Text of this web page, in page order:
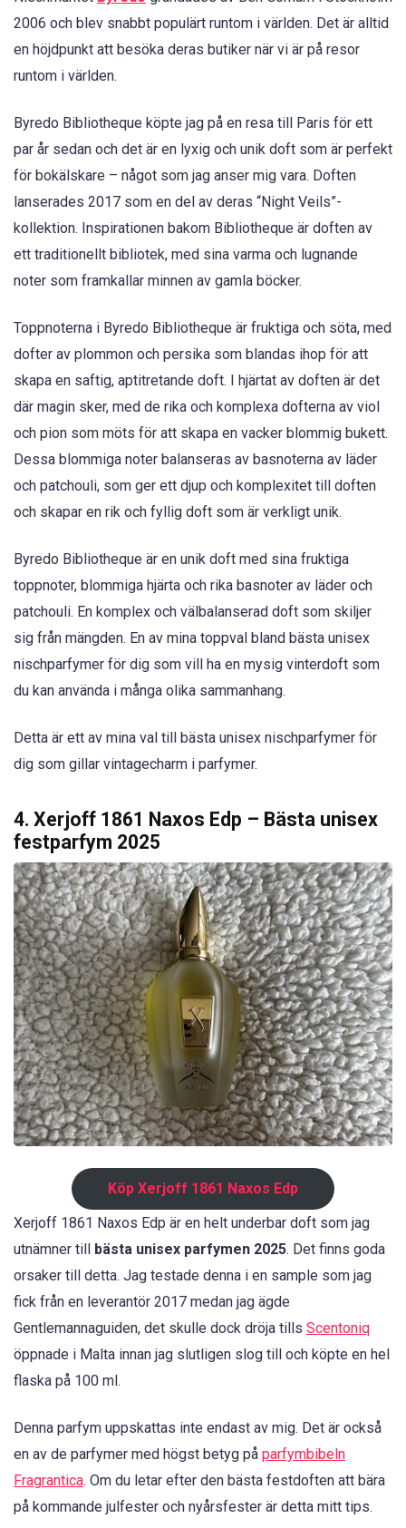
2006 och blev snabbt populärt runtom i världen. Det är alltid
en höjdpunkt att besöka deras butiker när vi är på resor
runtom i världen.
Byredo Bibliotheque köpte jag på en resa till Paris för ett
par år sedan och det är en lyxig och unik doft som är perfekt
för bokälskare – något som jag anser mig vara. Doften
lanserades 2017 som en del av deras “Night Veils”-
kollektion. Inspirationen bakom Bibliotheque är doften av
ett traditionellt bibliotek, med sina varma och lugnande
noter som framkallar minnen av gamla böcker.
Toppnoterna i Byredo Bibliotheque är fruktiga och söta, med
dofter av plommon och persika som blandas ihop för att
skapa en saftig, aptitretande doft. I hjärtat av doften är det
där magin sker, med de rika och komplexa dofterna av viol
och pion som möts för att skapa en vacker blommig bukett.
Dessa blommiga noter balanseras av basnoterna av läder
och patchouli, som ger ett djup och komplexitet till doften
och skapar en rik och fyllig doft som är verkligt unik.
Byredo Bibliotheque är en unik doft med sina fruktiga
toppnoter, blommiga hjärta och rika basnoter av läder och
patchouli. En komplex och välbalanserad doft som skiljer
sig från mängden. En av mina toppval bland bästa unisex
nischparfymer för dig som vill ha en mysig vinterdoft som
du kan använda i många olika sammanhang.
Detta är ett av mina val till bästa unisex nischparfymer för
dig som gillar vintagecharm i parfymer.
4. Xerjoff 1861 Naxos Edp – Bästa unisex
festparfym 2025
Köp Xerjoff 1861 Naxos Edp
Xerjoff 1861 Naxos Edp är en helt underbar doft som jag
utnämner till bästa unisex parfymen 2025. Det finns goda
orsaker till detta. Jag testade denna i en sample som jag
fick från en leverantör 2017 medan jag ägde
Gentlemannaguiden, det skulle dock dröja tills Scentoniq
öppnade i Malta innan jag slutligen slog till och köpte en hel
flaska på 100 ml.
Denna parfym uppskattas inte endast av mig. Det är också
en av de parfymer med högst betyg på parfymbibeln
Fragrantica. Om du letar efter den bästa festdoften att bära
på kommande julfester och nyårsfester är detta mitt tips.